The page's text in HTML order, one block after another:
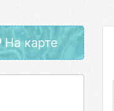
На карте